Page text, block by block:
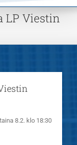
LP Viestin
8.2. klo 18:30